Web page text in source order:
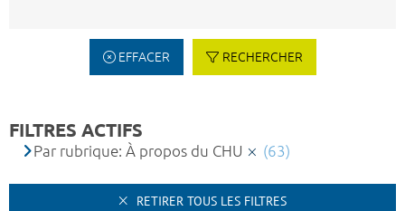
EFFACER RECHERCHER
FILTRES ACTIFS
Par rubrique: À propos du CHU (63)
RETIRER TOUS LES FILTRES